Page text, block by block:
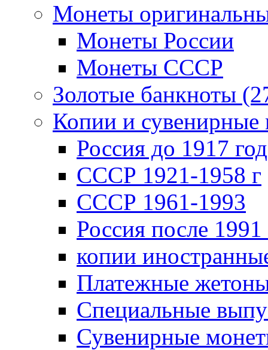
Монеты
Монеты России
Монеты СССР
Золотые банкноты
Копии и
Россия до 1917
СССР 1921-1958 г
СССР 1961-1993
Россия после 1991
копии
Платежные
Специальные
Сувенирные